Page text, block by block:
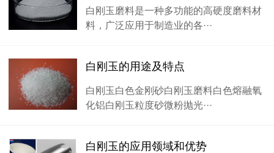
白刚玉磨料是一种多功能的高硬度磨料材
料，广泛应用于制造业的各···
白刚玉的用途及特点
白刚玉白色金刚砂白刚玉磨料白色熔融氧
化铝白刚玉粒度砂微粉抛光···
白刚玉的应用领域和优势